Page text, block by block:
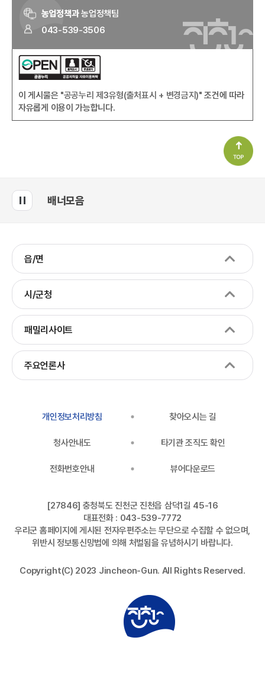
농업정책과 농업정책팀
043-539-3506
이 게시물은 "공공누리 제3유형(출처표시 + 변경금지)" 조건에 따라
자유롭게 이용이 가능합니다.
배너모음
읍/면
시/군청
패밀리사이트
주요언론사
개인정보처리방침 찾아오시는 길
청사안내도 타기관 조직도 확인
전화번호안내 뷰어다운로드
[27846] 충청북도 진천군 진천읍 삼덕1길 45-16
대표전화 : 043-539-7772
우리군 홈페이지에 게시된 전자우편주소는 무단으로 수집할 수 없으며,
위반시 정보통신망법에 의해 처벌됨을 유념하시기 바랍니다.
Copyright(C) 2023 Jincheon-Gun. All Rights Reserved.